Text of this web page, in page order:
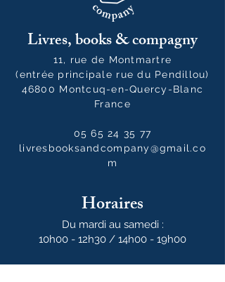
Livres, books & compagny
11, rue de Montmartre
(entrée principale rue du Pendillou)
46800 Montcuq-en-Quercy-Blanc
France
05 65 24 35 77
livresbooksandcompany@gmail.co
m
Horaires
Du mardi au samedi :
10h00 - 12h30 / 14h00 - 19h00